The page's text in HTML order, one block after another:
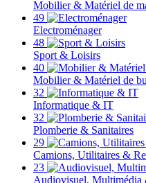
Mobilier & Matériel de
49
Electroménager
48
Sport & Loisirs
40
Mobilier & Matériel de
32
Informatique & IT
32
Plomberie & Sanitaires
29
Camions, Utilitaires &
23
Audiovisuel, Multimédia